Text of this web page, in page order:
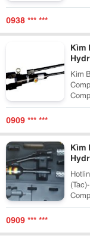
Đây Đủ
0938 *** ***
Kìm
Kìm
0909 *** ***
Kìm
Hotline:
(Tac)-
Ton
0909 *** ***